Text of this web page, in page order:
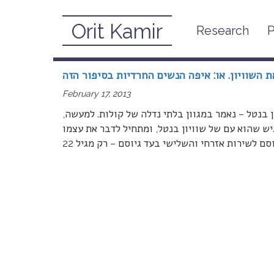
Orit Kamir Research
February, 2013
February 17, 2013
בנטל – נאמר במגוון בלתי נדלה של קולות. למעשה,
שהוא עם של שוויון בנטל, ומתחיל לדבר את עצמו